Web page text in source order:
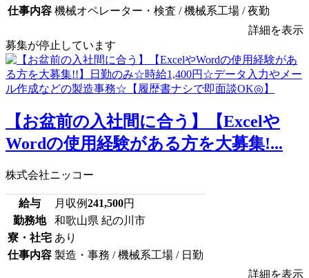
仕事内容 機械オペレーター・検査 / 機械系工場 / 夜勤
詳細を表示
募集が停止しています
【お盆前の入社間に合う】【Excelや
Wordの使用経験がある方を大募集!...
株式会社ニッコー
給与 月収例241,500円
勤務地
和歌山県 紀の川市
寮・社宅 あり
仕事内容 製造・事務 / 機械系工場 / 日勤
詳細を表示